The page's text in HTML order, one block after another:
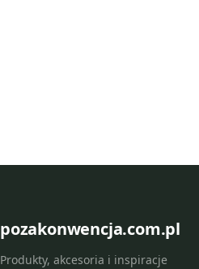
pozakonwencja.com.pl
Produkty, akcesoria i inspiracje